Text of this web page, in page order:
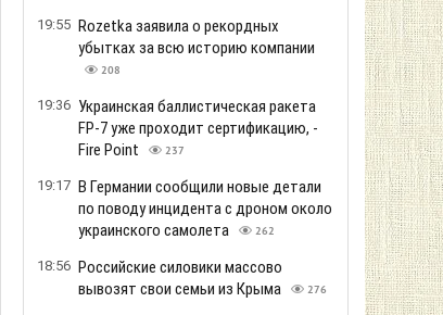
19:55 Rozetka заявила о рекордных
убытках за всю историю компании
208
19:36 Украинская баллистическая ракета
FP-7 уже проходит сертификацию, -
Fire Point
237
19:17 В Германии сообщили новые детали
по поводу инцидента с дроном около
украинского самолета
262
18:56 Российские силовики массово
вывозят свои семьи из Крыма
276